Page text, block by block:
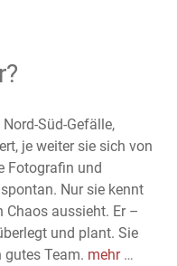
Süd-Gefälle,
je weiter sie sich von
Fotografin und
Nur sie kennt
Chaos aussieht. Er –
und plant. Sie
gutes Team. mehr …